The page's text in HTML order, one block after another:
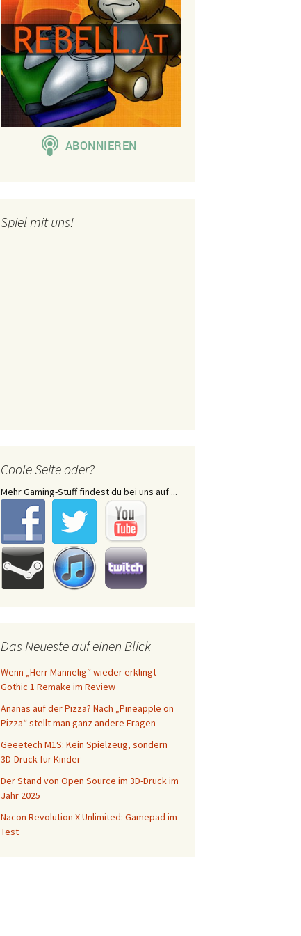
Spiel mit uns!
Coole Seite oder?
Mehr Gaming-Stuff findest du bei uns auf ...
Das Neueste auf einen Blick
Wenn „Herr Mannelig“ wieder erklingt –
Gothic 1 Remake im Review
Ananas auf der Pizza? Nach „Pineapple on
Pizza“ stellt man ganz andere Fragen
Geeetech M1S: Kein Spielzeug, sondern
3D-Druck für Kinder
Der Stand von Open Source im 3D-Druck im
Jahr 2025
Nacon Revolution X Unlimited: Gamepad im
Test